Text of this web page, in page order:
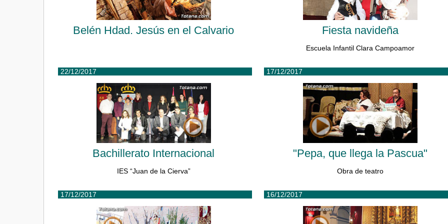
Belén Hdad. Jesús en el Calvario Fiesta navideña
Escuela Infantil Clara Campoamor
22/12/2017
Bachillerato Internacional
IES “Juan de la Cierva”
17/12/2017
"Pepa, que llega la Pascua"
Obra de teatro
17/12/2017 16/12/2017